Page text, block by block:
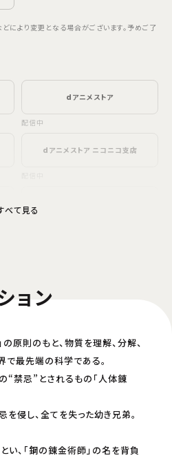
により変更となる場合がございます。予めご了
dアニメストア
配信中
dアニメストア ニコニコ支店
により変更となる場合がございます。予めご了
FOD
配信中
べて見る
ョン
原則のもと、物質を理解、分解、
で最先端の科学である。
“禁忌”とされるもの「人体錬
侵し、全てを失った幼き兄弟。
い、「鋼の錬金術師」の名を背負